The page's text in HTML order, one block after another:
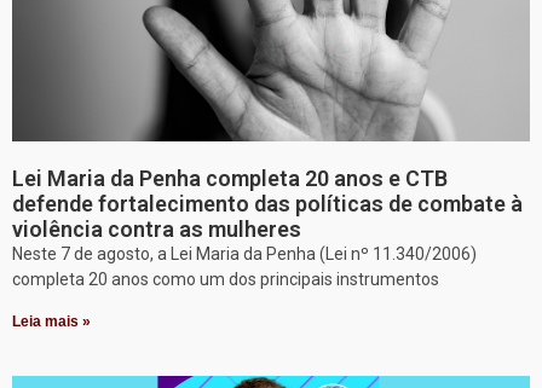
Lei Maria da Penha completa 20 anos e CTB
defende fortalecimento das políticas de combate à
violência contra as mulheres
Neste 7 de agosto, a Lei Maria da Penha (Lei nº 11.340/2006)
completa 20 anos como um dos principais instrumentos
Leia mais »